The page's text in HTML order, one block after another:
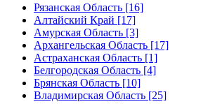
Рязанская Область [16]
Алтайский Край [17]
Амурская Область [3]
Архангельская Область [17]
Астраханская Область [1]
Белгородская Область [4]
Брянская Область [10]
Владимирская Область [25]